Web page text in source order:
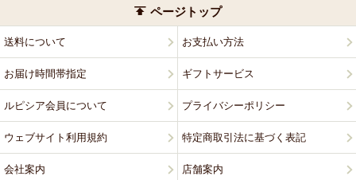
ページトップ
送料について お支払い方法
お届け時間帯指定 ギフトサービス
ルピシア会員について プライバシーポリシー
ウェブサイト利用規約 特定商取引法に基づく表記
会社案内 店舗案内